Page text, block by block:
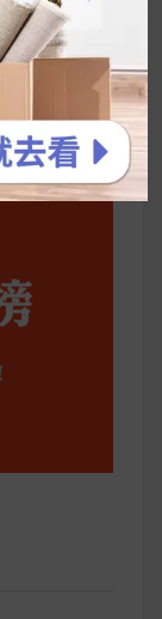
藥後體重
行的！6 個